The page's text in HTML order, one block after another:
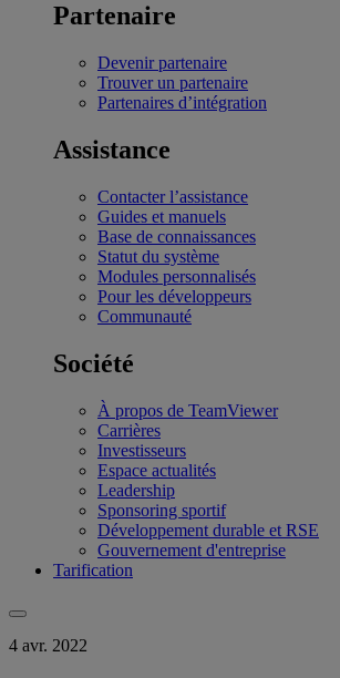
Partenaire
Devenir partenaire
Trouver un partenaire
Partenaires d’intégration
Assistance
Contacter l’assistance
Guides et manuels
Base de connaissances
Statut du système
Modules personnalisés
Pour les développeurs
Communauté
Société
À propos de TeamViewer
Carrières
Investisseurs
Espace actualités
Leadership
Sponsoring sportif
Développement durable et RSE
Gouvernement d'entreprise
Tarification
4 avr. 2022